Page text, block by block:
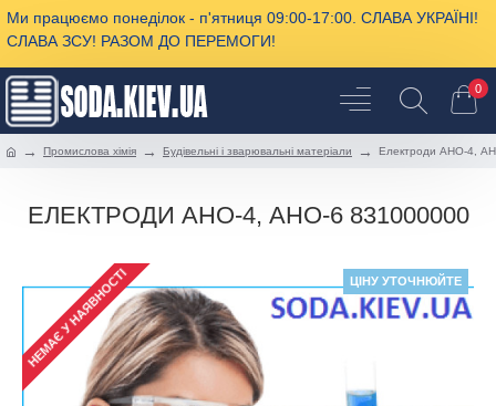
Ми працюємо понеділок - п'ятниця 09:00-17:00. СЛАВА УКРАЇНІ!
СЛАВА ЗСУ! РАЗОМ ДО ПЕРЕМОГИ!
0
Промислова хімія Будівельні і зварювальні матеріали Електроди АНО-4,
ЕЛЕКТРОДИ АНО-4, АНО-6 831000000
ЦІНУ УТОЧНЮЙТЕ
НЕМАЄ У НАЯВНОСТІ